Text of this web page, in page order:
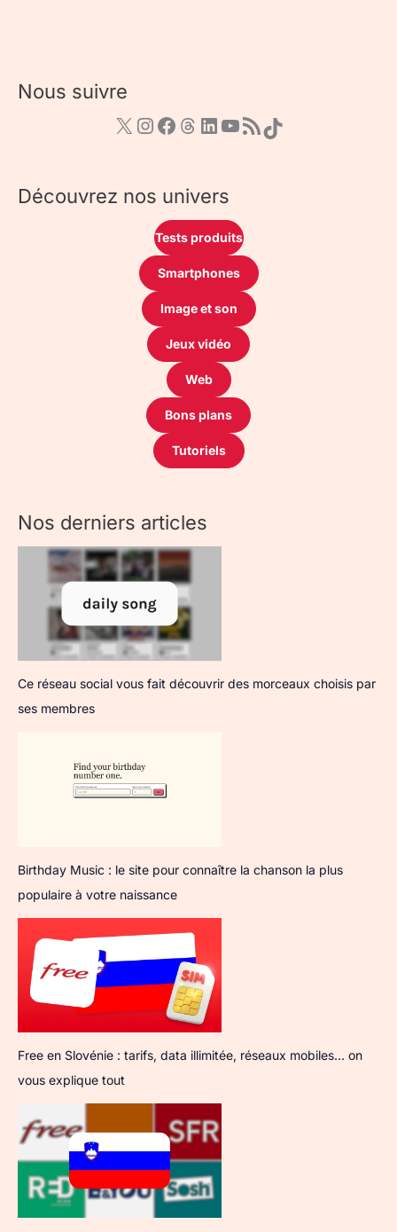
Nous suivre
Découvrez nos univers
Tests produits
Smartphones
Image et son
Jeux vidéo
Web
Bons plans
Tutoriels
Nos derniers articles
Ce réseau social vous fait découvrir des morceaux choisis par
ses membres
Birthday Music : le site pour connaître la chanson la plus
populaire à votre naissance
Free en Slovénie : tarifs, data illimitée, réseaux mobiles… on
vous explique tout